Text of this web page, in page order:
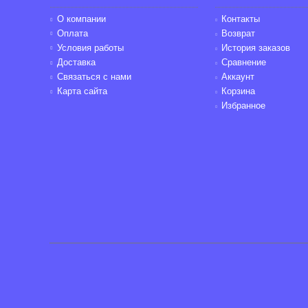
О компании
Оплата
Условия работы
Доставка
Связаться с нами
Карта сайта
Контакты
Возврат
История заказов
Сравнение
Аккаунт
Корзина
Избранное